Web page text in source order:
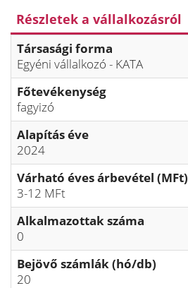
Részletek a vállalkozásról
Társasági forma
Egyéni vállalkozó - KATA
Főtevékenység
fagyizó
Alapítás éve
2024
Várható éves árbevétel (MFt)
3-12 MFt
Alkalmazottak száma
0
Bejövő számlák (hó/db)
20